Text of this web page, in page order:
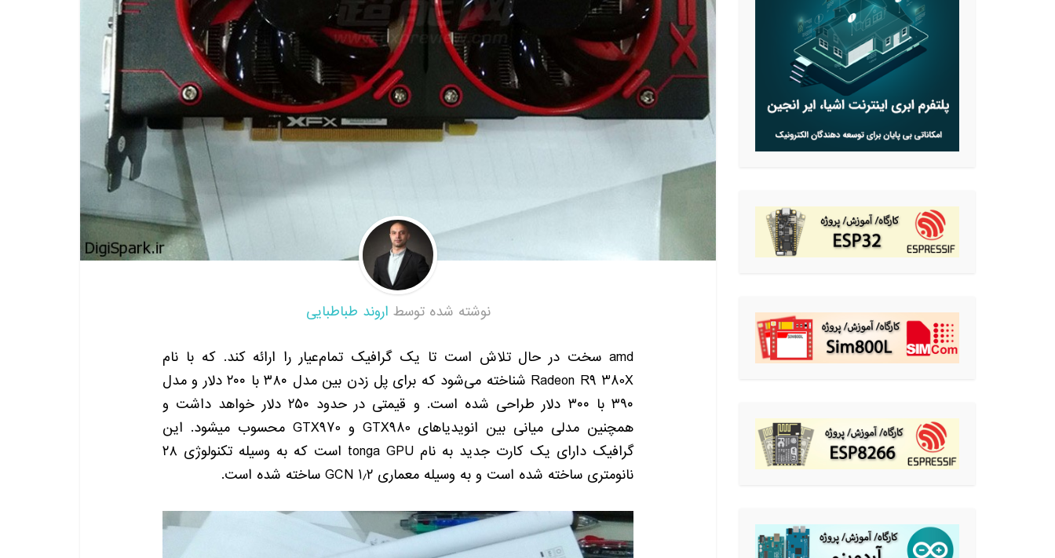
نوشته شده توسط اروند طباطبایی
amd سخت در حال تلاش است تا یک گرافیک تمام‌عیار را ارائه کند.که با نام
Radeon R9 380X شناخته می‌شود که برای پل زدن بین مدل ۳۸۰ با ۲۰۰ دلار و مدل
۳۹۰ با ۳۰۰ دلار طراحی شده است. و قیمتی در حدود ۲۵۰ دلار خواهد داشت و
همچنین مدلی میانی بین انویدیاهای GTX980 و GTX970 محسوب میشود. این
گرافیک دارای یک کارت جدید به نام tonga GPU است که به وسیله تکنولوژی ۲۸
نانومتری ساخته شده است و به وسیله معماری
GCN 1٫۲ ساخته شده است.